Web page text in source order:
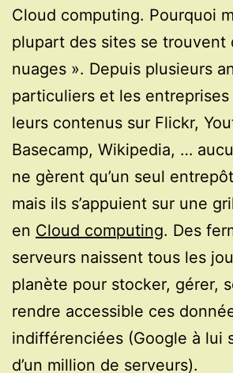
Cloud computing. Pourquoi
plupart des sites se trouvent
nuages ». Depuis plusieurs
particuliers et les
leurs contenus sur Flickr,
Basecamp, Wikipedia, …
ne gèrent qu’un seul
mais ils s’appuient sur une
en Cloud computing. Des
serveurs naissent tous les
planète pour stocker, gérer,
rendre accessible ces
indifférenciées (Google à lui
d’un million de serveurs).